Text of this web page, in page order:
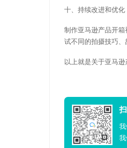
十、持续改进和优化
制作亚马逊产品开
试不同的拍摄技巧、
以上就是关于亚马